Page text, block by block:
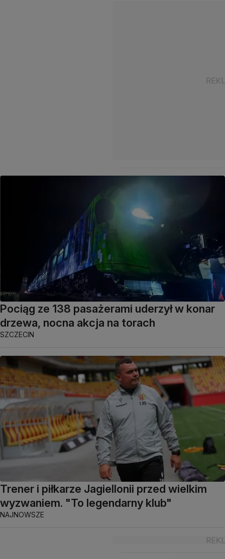
Pociąg ze 138 pasażerami uderzył w konar
drzewa, nocna akcja na torach
SZCZECIN
Trener i piłkarze Jagiellonii przed wielkim
wyzwaniem. "To legendarny klub"
NAJNOWSZE